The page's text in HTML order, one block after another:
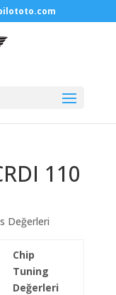
110
Değerleri
Chip
Tuning
Değerleri